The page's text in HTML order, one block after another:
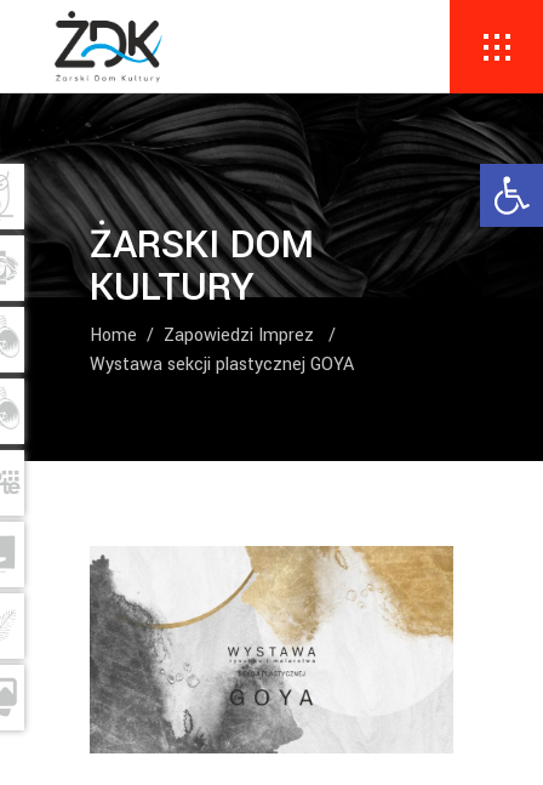
ŻARSKI DOM
KULTURY
Home / Zapowiedzi Imprez
/
Wystawa sekcji plastycznej GOYA